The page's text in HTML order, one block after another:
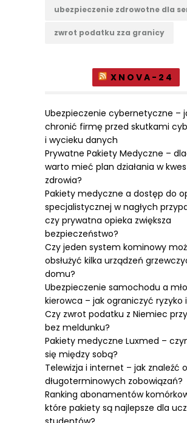
ubezpieczenie zdrowotne dla
zwrot podatku zza granicy
XNOVA-24
Ubezpieczenie cybernetyczne –
chronić firmę przed skutkami
i wycieku danych
Prywatne Pakiety Medyczne –
warto mieć plan działania w
zdrowia?
Pakiety medyczne a dostęp do
specjalistycznej w nagłych
czy prywatna opieka zwiększa
bezpieczeństwo?
Czy jeden system kominowy
obsłużyć kilka urządzeń
domu?
Ubezpieczenie samochodu a
kierowca – jak ograniczyć ryzyko i
Czy zwrot podatku z Niemiec
bez meldunku?
Pakiety medyczne Luxmed –
się między sobą?
Telewizja i internet – jak znaleźć
długoterminowych zobowiązań?
Ranking abonamentów
które pakiety są najlepsze dla